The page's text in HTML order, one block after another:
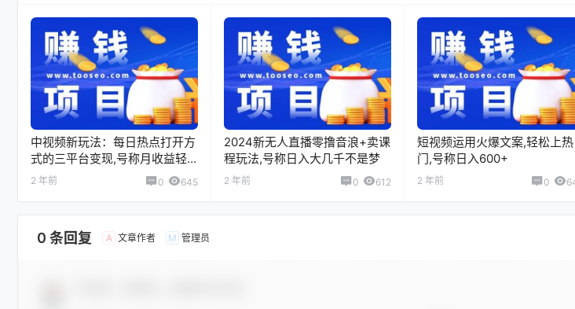
中视频新玩法：每日热点打开方
式的三平台变现,号称月收益轻
松5000＋
2 年前 0 645
2024新无人直播零撸音浪+卖课
程玩法,号称日入大几千不是梦
2 年前 0 612
短视频运用火爆文案,轻松上热
门,号称日入600+
2 年前 0
0 条回复 A 文章作者 M 管理员